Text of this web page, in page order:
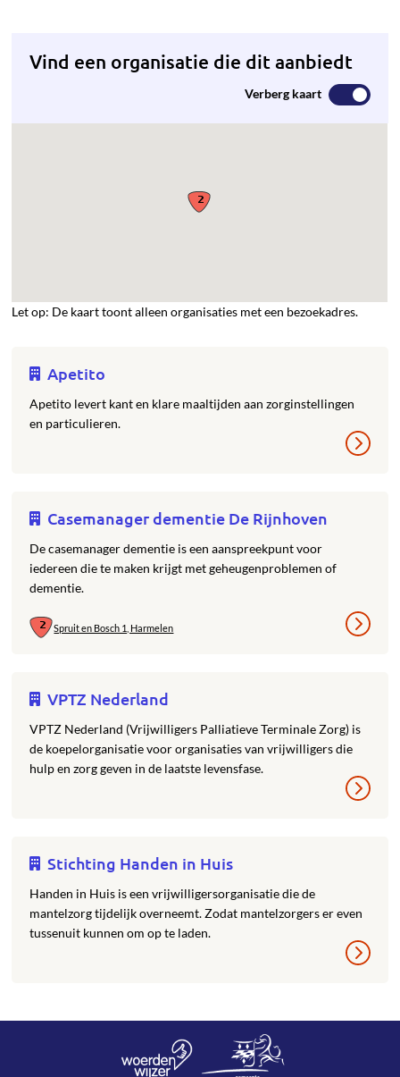
Vind een organisatie die dit aanbiedt
Verberg kaart
Let op: De kaart toont alleen organisaties met een bezoekadres.
Apetito
Apetito levert kant en klare maaltijden aan zorginstellingen
en particulieren.
Casemanager dementie De Rijnhoven
De casemanager dementie is een aanspreekpunt voor
iedereen die te maken krijgt met geheugenproblemen of
dementie.
Spruit en Bosch 1, Harmelen
VPTZ Nederland
VPTZ Nederland (Vrijwilligers Palliatieve Terminale Zorg) is
de koepelorganisatie voor organisaties van vrijwilligers die
hulp en zorg geven in de laatste levensfase.
Stichting Handen in Huis
Handen in Huis is een vrijwilligersorganisatie die de
mantelzorg tijdelijk overneemt. Zodat mantelzorgers er even
tussenuit kunnen om op te laden.